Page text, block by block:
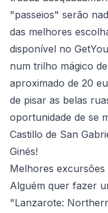
"passeios" serão
das melhores
disponível no
num trilho mágico
aproximado de 20
de pisar as belas
oportunidade de se
Castillo de San
Ginés!
Melhores
Alguém quer fazer
"Lanzarote: